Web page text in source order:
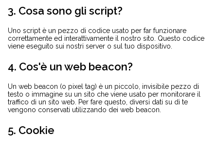
3. Cosa sono gli script?
Uno script è un pezzo di codice usato per far funzionare
correttamente ed interattivamente il nostro sito. Questo codice
viene eseguito sui nostri server o sul tuo dispositivo.
4. Cos'è un web beacon?
Un web beacon (o pixel tag) è un piccolo, invisibile pezzo di
testo o immagine su un sito che viene usato per monitorare il
traffico di un sito web. Per fare questo, diversi dati su di te
vengono conservati utilizzando dei web beacon.
5. Cookie